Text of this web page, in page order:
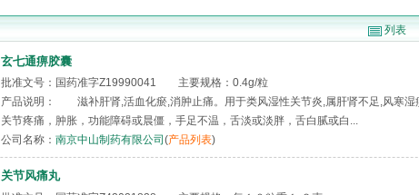
列表
玄七通痹胶囊
批准文号：国药准字Z19990041 主要规格：0.4g/粒
产品说明： 滋补肝肾,活血化瘀,消肿止痛。用于类风湿性关节炎,属肝肾不足,风寒湿
关节疼痛，肿胀，功能障碍或晨僵，手足不温，舌淡或淡胖，舌白腻或白...
公司名称： 南京中山制药有限公司 (产品列表)
关节风痛丸